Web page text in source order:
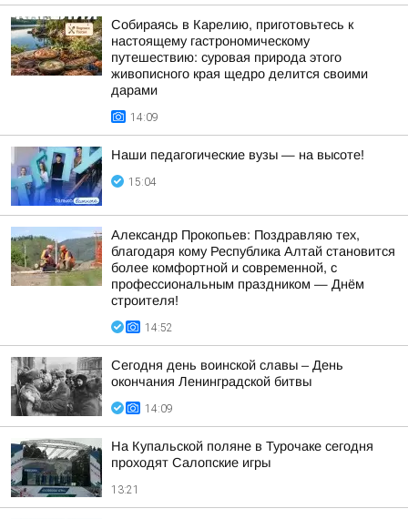
Собираясь в Карелию, приготовьтесь к
настоящему гастрономическому
путешествию: суровая природа этого
живописного края щедро делится своими
дарами
14:09
Наши педагогические вузы — на высоте!
15:04
Александр Прокопьев: Поздравляю тех,
благодаря кому Республика Алтай становится
более комфортной и современной, с
профессиональным праздником — Днём
строителя!
14:52
Сегодня день воинской славы – День
окончания Ленинградской битвы
14:09
На Купальской поляне в Турочаке сегодня
проходят Салопские игры
13:21